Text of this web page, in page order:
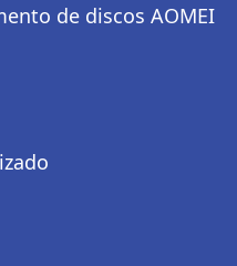
de discos AOMEI